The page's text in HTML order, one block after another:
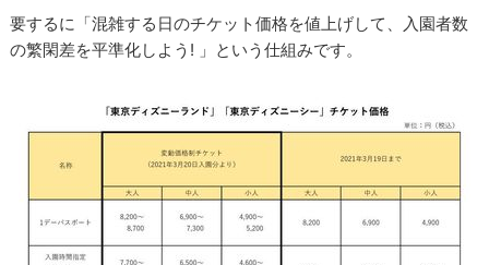
要するに「混雑する日のチケット価格を値上げして、入園者数
の繁閑差を平準化しよう! 」という仕組みです。